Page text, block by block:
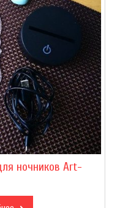
ночников Art-